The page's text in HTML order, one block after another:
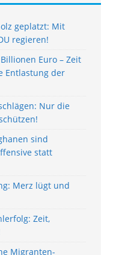
geplatzt: Mit
regieren!
Euro – Zeit
Entlastung der
Nur die
sind
statt
Merz lügt und
Zeit,
Migranten-